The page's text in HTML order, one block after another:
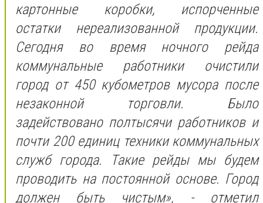
картонные коробки, испорченные
остатки нереализованной продукции.
Сегодня во время ночного рейда
коммунальные работники очистили
город от 450 кубометров мусора после
незаконной торговли. Было
задействовано полтысячи работников и
почти 200 единиц техники коммунальных
служб города. Такие рейды мы будем
проводить на постоянной основе. Город
должен быть чистым», - отметил